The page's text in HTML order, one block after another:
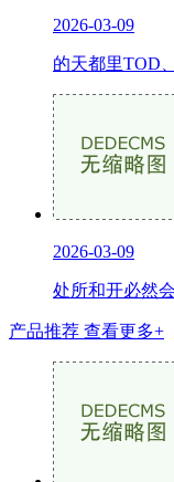
2026-03-09
的天都里TOD
2026-03-09
处所和开必然
产品推荐 查看更多+